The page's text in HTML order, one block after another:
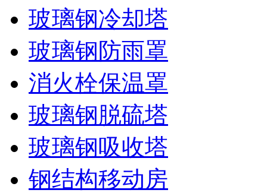
玻璃钢冷却塔
玻璃钢防雨罩
消火栓保温罩
玻璃钢脱硫塔
玻璃钢吸收塔
钢结构移动房